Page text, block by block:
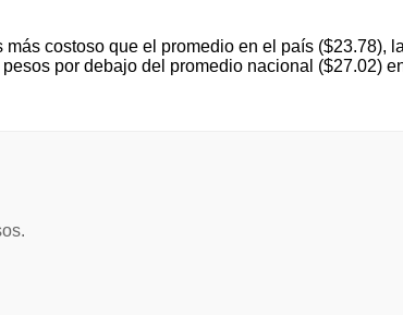
costoso que el promedio en el país ($23.78),
por debajo del promedio nacional ($27.02)